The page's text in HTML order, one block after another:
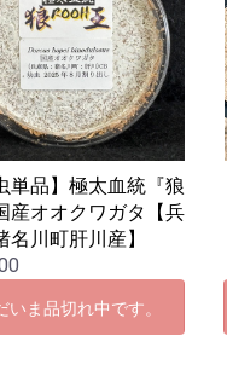
単品】極太血統『狼
産オオクワガタ【兵
名川町肝川産】
いま品切れ中です。